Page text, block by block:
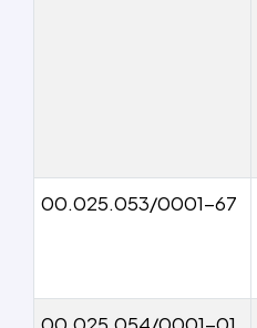
00.025.053/0001-67